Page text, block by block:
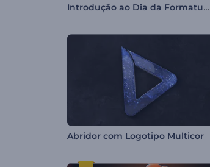
Introdução ao Dia da Formatura
Abridor com Logotipo Multicor